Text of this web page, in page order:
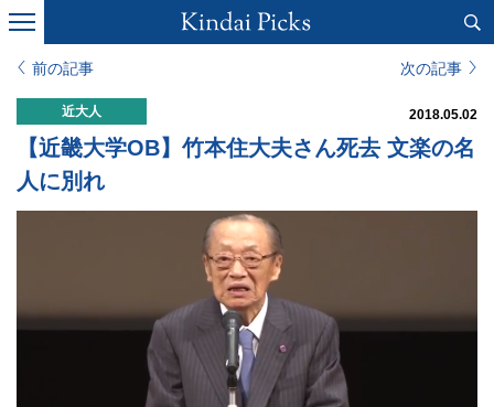
前の記事 次の記事
近大人 2018.05.02
【近畿大学OB】竹本住大夫さん死去 文楽の名
人に別れ